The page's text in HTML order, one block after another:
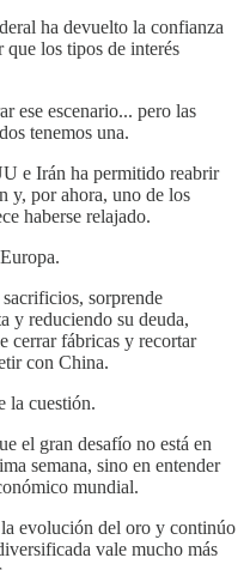
ha devuelto la confianza
los tipos de interés
ese escenario... pero las
tenemos una.
e Irán ha permitido reabrir
y, por ahora, uno de los
haberse relajado.
sorprende
y reduciendo su deuda,
cerrar fábricas y recortar
con China.
la cuestión.
el gran desafío no está en
semana, sino en entender
mundial.
evolución del oro y continúo
vale mucho más